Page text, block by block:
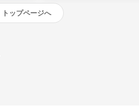
トップページへ